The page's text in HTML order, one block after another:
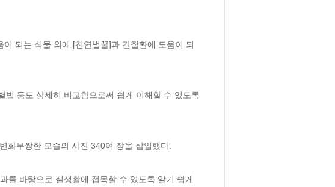
되는 식물 외에 [천연벌꿀]과 간질환에 도움이 되
등도 상세히 비교함으로써 쉽게 이해할 수 있도록
화무쌍한 모습의 사진 340여 장을 삽입했다.
를 바탕으로 실생활에 접목할 수 있도록 알기 쉽게